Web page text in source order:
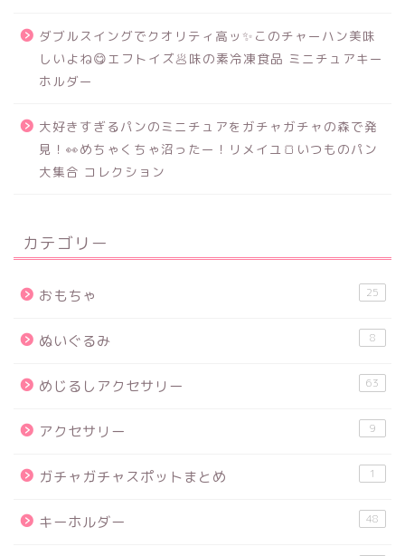
ダブルスイングでクオリティ高ッ✨このチャーハン美味
しいよね😋エフトイズ🥟味の素冷凍食品 ミニチュアキー
ホルダー
大好きすぎるパンのミニチュアをガチャガチャの森で発
見！👀めちゃくちゃ沼ったー！リメイユ🍞いつものパン
大集合 コレクション
カテゴリー
おもちゃ 25
ぬいぐるみ 8
めじるしアクセサリー 63
アクセサリー 9
ガチャガチャスポットまとめ 1
キーホルダー 48